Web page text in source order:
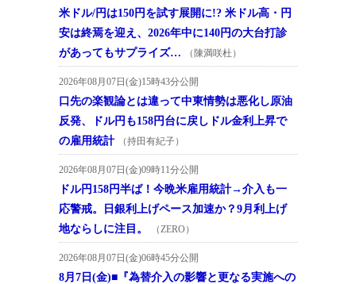
米ドル/円は150円を試す展開に!? 米ドル高・円
安は終焉を迎え、2026年中に140円の大台打診
があってもサプライズ…
（陳満咲杜）
2026年08月07日(金)15時43分公開
口先の楽観論とは違って中東情勢は悪化し原油
反発、ドル円も158円台に戻しドル金利上昇で
の雇用統計
（持田有紀子）
2026年08月07日(金)09時11分公開
ドル円158円半ば！今晩米雇用統計→介入も一
応警戒。日銀利上げペース加速か？9月利上げ
地ならしに注目。
（ZERO）
2026年08月07日(金)06時45分公開
8月7日(金)■『為替介入の影響と更なる実施への